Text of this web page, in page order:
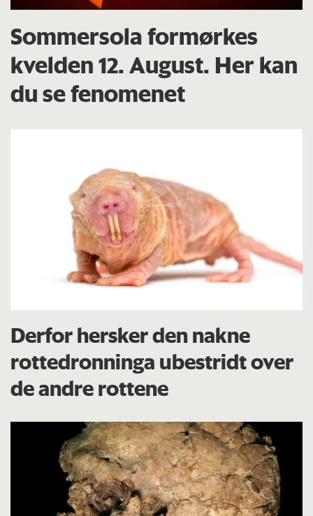
Sommersola formørkes
kvelden 12. August. Her kan
du se fenomenet
Derfor hersker den nakne
rottedronninga ubestridt over
de andre rottene